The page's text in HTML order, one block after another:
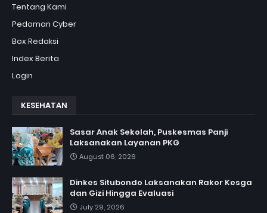
Tentang Kami
Pedoman Cyber
Box Redaksi
Index Berita
Login
KESEHATAN
Sasar Anak Sekolah, Puskesmas Panji
Laksanakan Layanan PKG
August 06, 2026
Dinkes Situbondo Laksanakan Rakor Kesga
dan Gizi Hingga Evaluasi
July 29, 2026